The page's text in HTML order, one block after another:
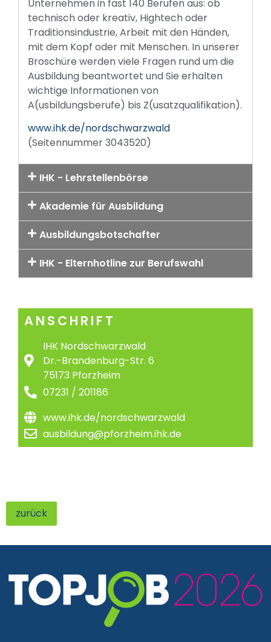
Unternehmen in fast 140 Berufen aus: ob
technisch oder kreativ, Hightech oder
Traditionsindustrie, Arbeit mit den Händen,
mit dem Kopf oder mit Menschen. In unserer
Broschüre werden viele Fragen rund um die
Ausbildung beantwortet und Sie erhalten
wichtige Informationen von
A(usbildungsberufe) bis Z(usatzqualifikation).
www.ihk.de/nordschwarzwald
(Seitennummer 3043520)
IHK - Lehrstellenbörse
Akademie für Ausbildung
Ausbildungsbotschafter
IHK - Elternhotline zur Berufswahl
ANSCHRIFT
IHK Nordschwarzwald
Dr.-Brandenburg-Str. 6
75173 Pforzheim
07231 / 201186
www.ihk.de/nordschwarzwald
ausbildung@pforzheim.ihk.de
zurück